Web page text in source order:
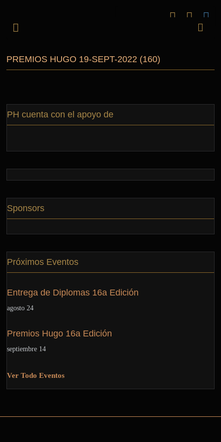
PREMIOS HUGO 19-SEPT-2022 (160)
PH cuenta con el apoyo de
Sponsors
Próximos Eventos
Entrega de Diplomas 16a Edición
agosto 24
Premios Hugo 16a Edición
septiembre 14
Ver Todo Eventos